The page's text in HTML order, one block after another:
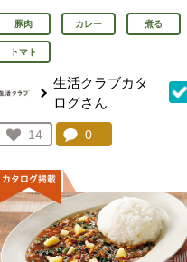
豚肉 カレー 煮る
トマト
生活クラブカタ
ログさん
お気に入り登録：
14
人が登録
コメント：
0